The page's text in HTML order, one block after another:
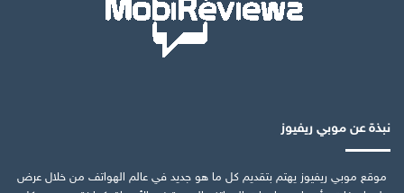
نبذة عن موبي ريفيوز
موقع موبي ريفيوز يهتم بتقديم كل ما هو جديد في عالم الهواتف من خلال عرض